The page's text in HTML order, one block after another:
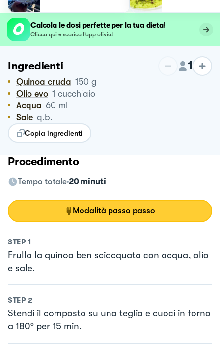
Calcola le dosi perfette per la tua dieta!
Clicca qui e scarica l’app olivia!
Ingredienti 1
Quinoa cruda 150 g
Olio evo 1 cucchiaio
Acqua 60 ml
Sale q.b.
Copia ingredienti
Procedimento
Tempo totale 20 minuti
Modalità passo passo
STEP 1
Frulla la quinoa ben sciacquata con acqua, olio
e sale.
STEP 2
Stendi il composto su una teglia e cuoci in forno
a 180° per 15 min.